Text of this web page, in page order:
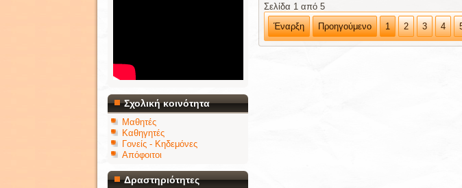
Σχολική κοινότητα
Μαθητές
Καθηγητές
Γονείς - Κηδεμόνες
Απόφοιτοι
Δραστηριότητες
Σελίδα 1 από 5
Έναρξη
Προηγούμενο 1 2 3 4